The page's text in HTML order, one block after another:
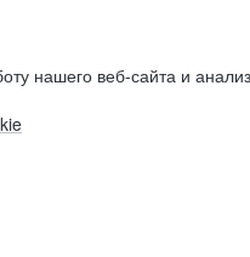
нашего веб-сайта и